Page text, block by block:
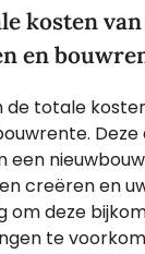
kosten
en
de totale
creëren en
om deze
te